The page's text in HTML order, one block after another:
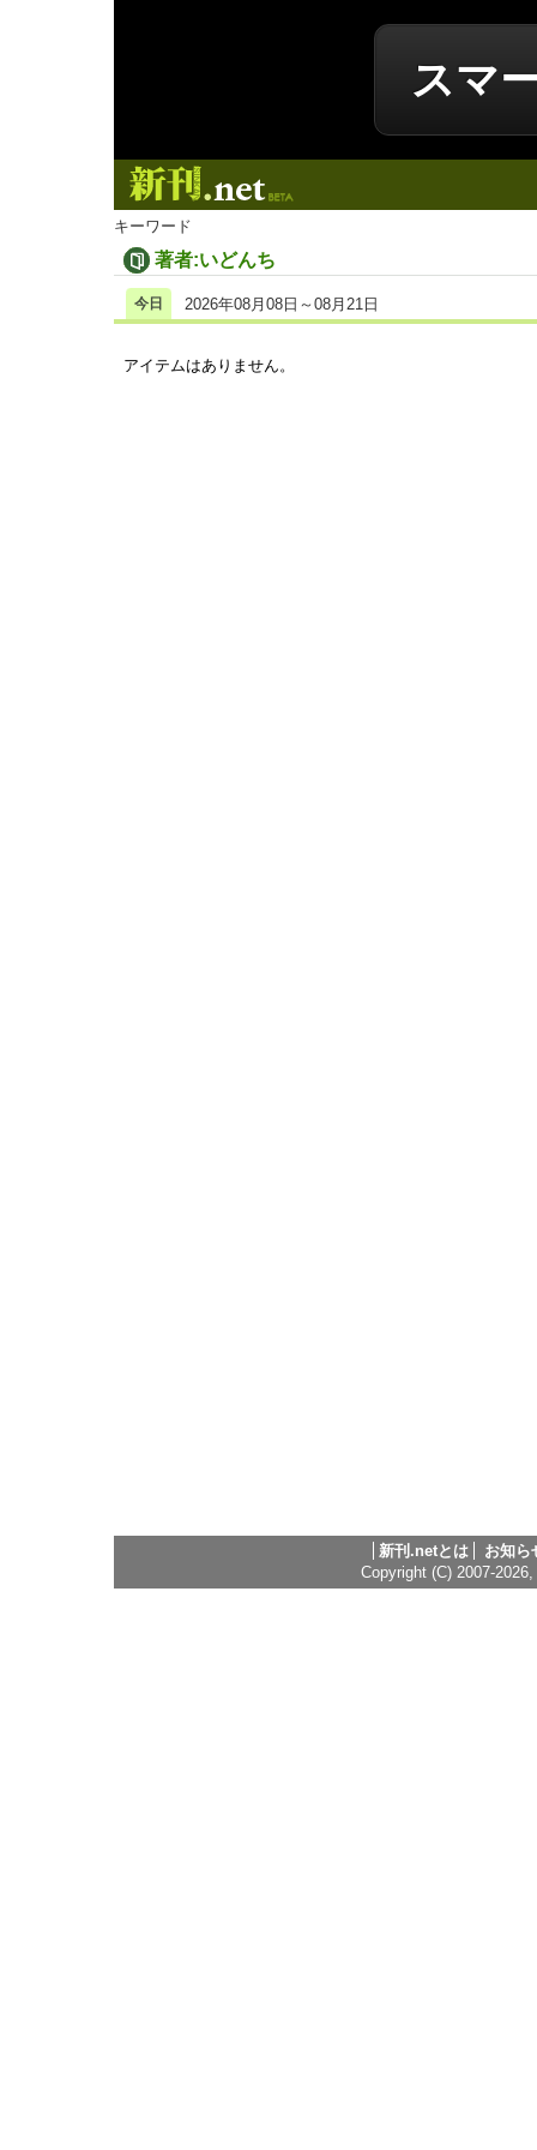
スマ
キーワード
著者:いどんち
今日 2026年08月08日～08月21日
アイテムはありません。
新刊.netとは
お知ら
Copyright (C) 2007-2026,